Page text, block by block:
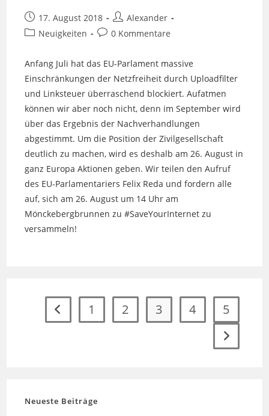
Beitrag
veröffentlicht:
17. August 2018
Beitrags-
Autor:
Alexander
Beitrags-
Neuigkeiten
Beitrags-
0 Kommentare
Anfang Juli hat das EU-Parlament massive
Einschränkungen der Netzfreiheit durch Uploadfilter
und Linksteuer überraschend blockiert. Aufatmen
können wir aber noch nicht, denn im September wird
über das Ergebnis der Nachverhandlungen
abgestimmt. Um die Position der Zivilgesellschaft
deutlich zu machen, wird es deshalb am 26. August in
ganz Europa Aktionen geben. Wir teilen den Aufruf
des EU-Parlamentariers Felix Reda und fordern alle
auf, sich am 26. August um 14 Uhr am
Mönckebergbrunnen zu #SaveYourInternet zu
versammeln!
Zur vorherigen Seite
1 2 3 4 5
Zur
Neueste Beiträge